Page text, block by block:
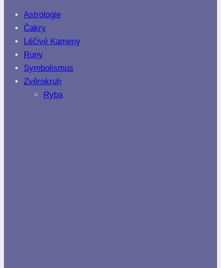
Astrologie
Čakry
Léčivé Kameny
Runy
Symbolismus
Zvěrokruh
Ryba